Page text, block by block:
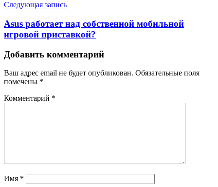
Следующая запись
Asus работает над собственной мобильной
игровой приставкой?
Добавить комментарий
Ваш адрес email не будет опубликован. Обязательные поля
помечены *
Комментарий *
Имя *